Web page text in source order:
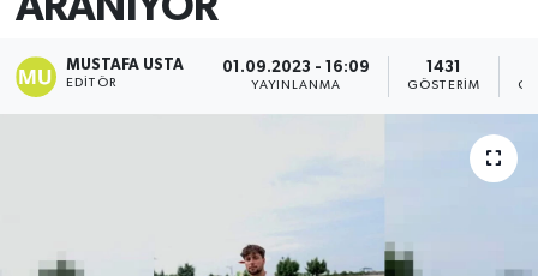
MUSTAFA USTA
EDITÖR
01.09.2023 - 16:09
YAYINLANMA
1431
GÖSTERIM